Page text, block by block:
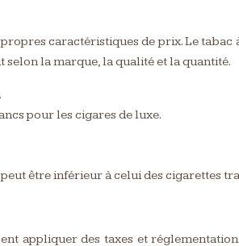
caractéristiques de prix. Le
la marque, la qualité et la quantité.
pour les cigares de luxe.
être inférieur à celui des cigarettes
appliquer des taxes et